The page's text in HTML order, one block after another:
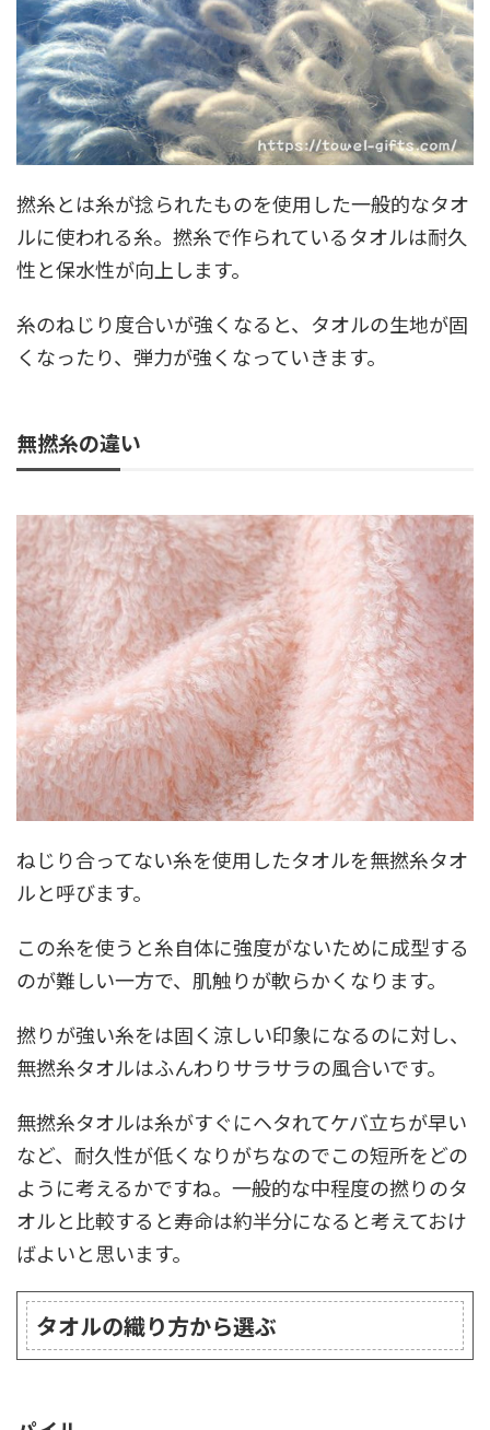
撚糸とは糸が捻られたものを使用した一般的なタオ
ルに使われる糸。撚糸で作られているタオルは耐久
性と保水性が向上します。
糸のねじり度合いが強くなると、タオルの生地が固
くなったり、弾力が強くなっていきます。
無撚糸の違い
ねじり合ってない糸を使用したタオルを無撚糸タオ
ルと呼びます。
この糸を使うと糸自体に強度がないために成型する
のが難しい一方で、肌触りが軟らかくなります。
撚りが強い糸をは固く涼しい印象になるのに対し、
無撚糸タオルはふんわりサラサラの風合いです。
無撚糸タオルは糸がすぐにヘタれてケバ立ちが早い
など、耐久性が低くなりがちなのでこの短所をどの
ように考えるかですね。一般的な中程度の撚りのタ
オルと比較すると寿命は約半分になると考えておけ
ばよいと思います。
タオルの織り方から選ぶ